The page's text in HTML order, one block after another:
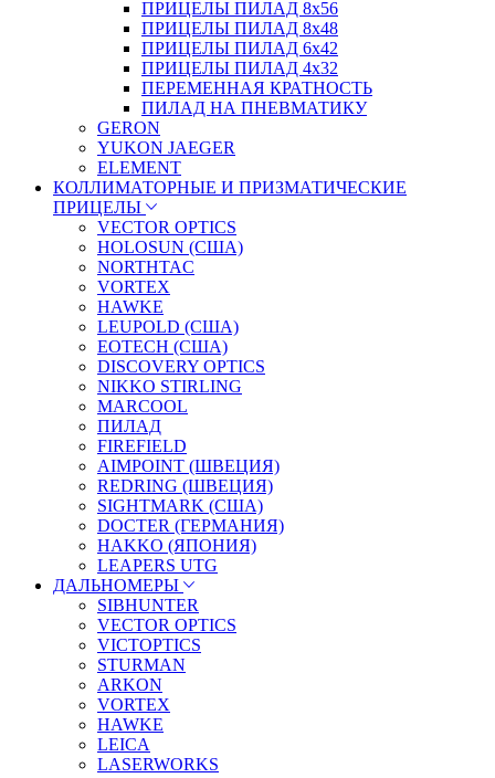
ПРИЦЕЛЫ ПИЛАД 8х56
ПРИЦЕЛЫ ПИЛАД 8х48
ПРИЦЕЛЫ ПИЛАД 6х42
ПРИЦЕЛЫ ПИЛАД 4х32
ПЕРЕМЕННАЯ КРАТНОСТЬ
ПИЛАД НА ПНЕВМАТИКУ
GERON
YUKON JAEGER
ELEMENT
КОЛЛИМАТОРНЫЕ И ПРИЗМАТИЧЕСКИЕ
ПРИЦЕЛЫ
VECTOR OPTICS
HOLOSUN (США)
NORTHTAC
VORTEX
HAWKE
LEUPOLD (США)
EOTECH (США)
DISCOVERY OPTICS
NIKKO STIRLING
MARCOOL
ПИЛАД
FIREFIELD
AIMPOINT (ШВЕЦИЯ)
REDRING (ШВЕЦИЯ)
SIGHTMARK (США)
DOCTER (ГЕРМАНИЯ)
HAKKO (ЯПОНИЯ)
LEAPERS UTG
ДАЛЬНОМЕРЫ
SIBHUNTER
VECTOR OPTICS
VICTOPTICS
STURMAN
ARKON
VORTEX
HAWKE
LEICA
LASERWORKS